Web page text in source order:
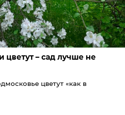
– сад лучше не
цветут «как в